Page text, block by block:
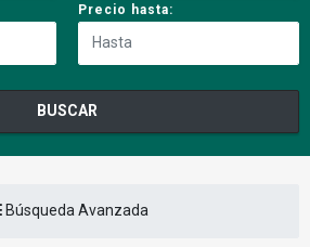
Precio hasta:
BUSCAR
Búsqueda Avanzada